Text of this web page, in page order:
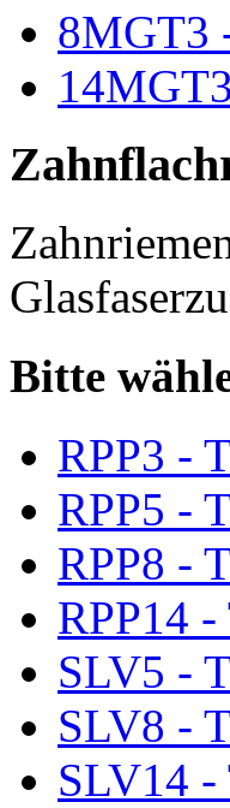
8MGT3
Bitte
RPP3 -
RPP5 -
RPP8 -
RPP14
SLV5 -
SLV8 -
SLV14 -